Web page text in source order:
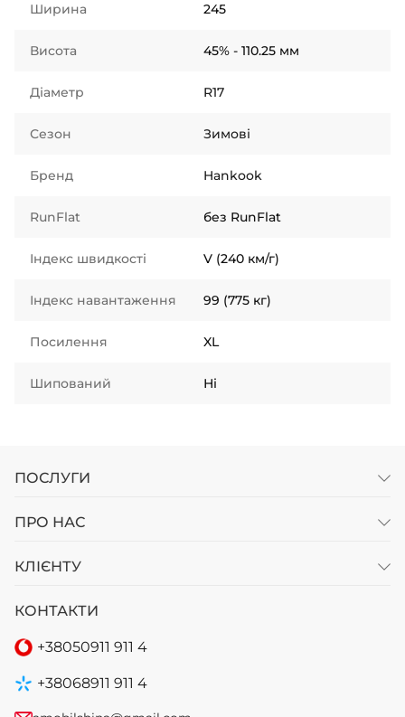
Ширина 245
Висота 45% - 110.25 мм
Діаметр R17
Сезон Зимові
Бренд Hankook
RunFlat без RunFlat
Індекс швидкості V (240 км/г)
Індекс навантаження 99 (775 кг)
Посилення XL
Шипований Ні
ПОСЛУГИ
ПРО НАС
КЛІЄНТУ
КОНТАКТИ
+38050911 911 4
+38068911 911 4